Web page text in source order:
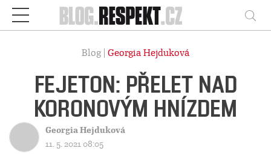
Respekt
Blog | Georgia Hejduková
FEJETON: PŘELET NAD
KORONOVÝM HNÍZDEM
Georgia Hejduková
11. 5. 2021 08:05